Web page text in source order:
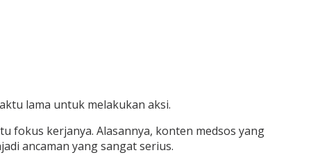
lama untuk melakukan aksi.
fokus kerjanya. Alasannya, konten medsos yang
ancaman yang sangat serius.